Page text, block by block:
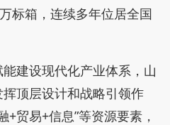
标箱，连续多年位居全国
建设现代化产业体系，山
顶层设计和战略引领作
+贸易+信息”等资源要素，